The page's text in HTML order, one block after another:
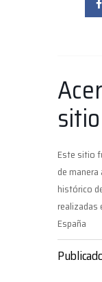
sitio
Este sitio
de
histórico
realizadas
España